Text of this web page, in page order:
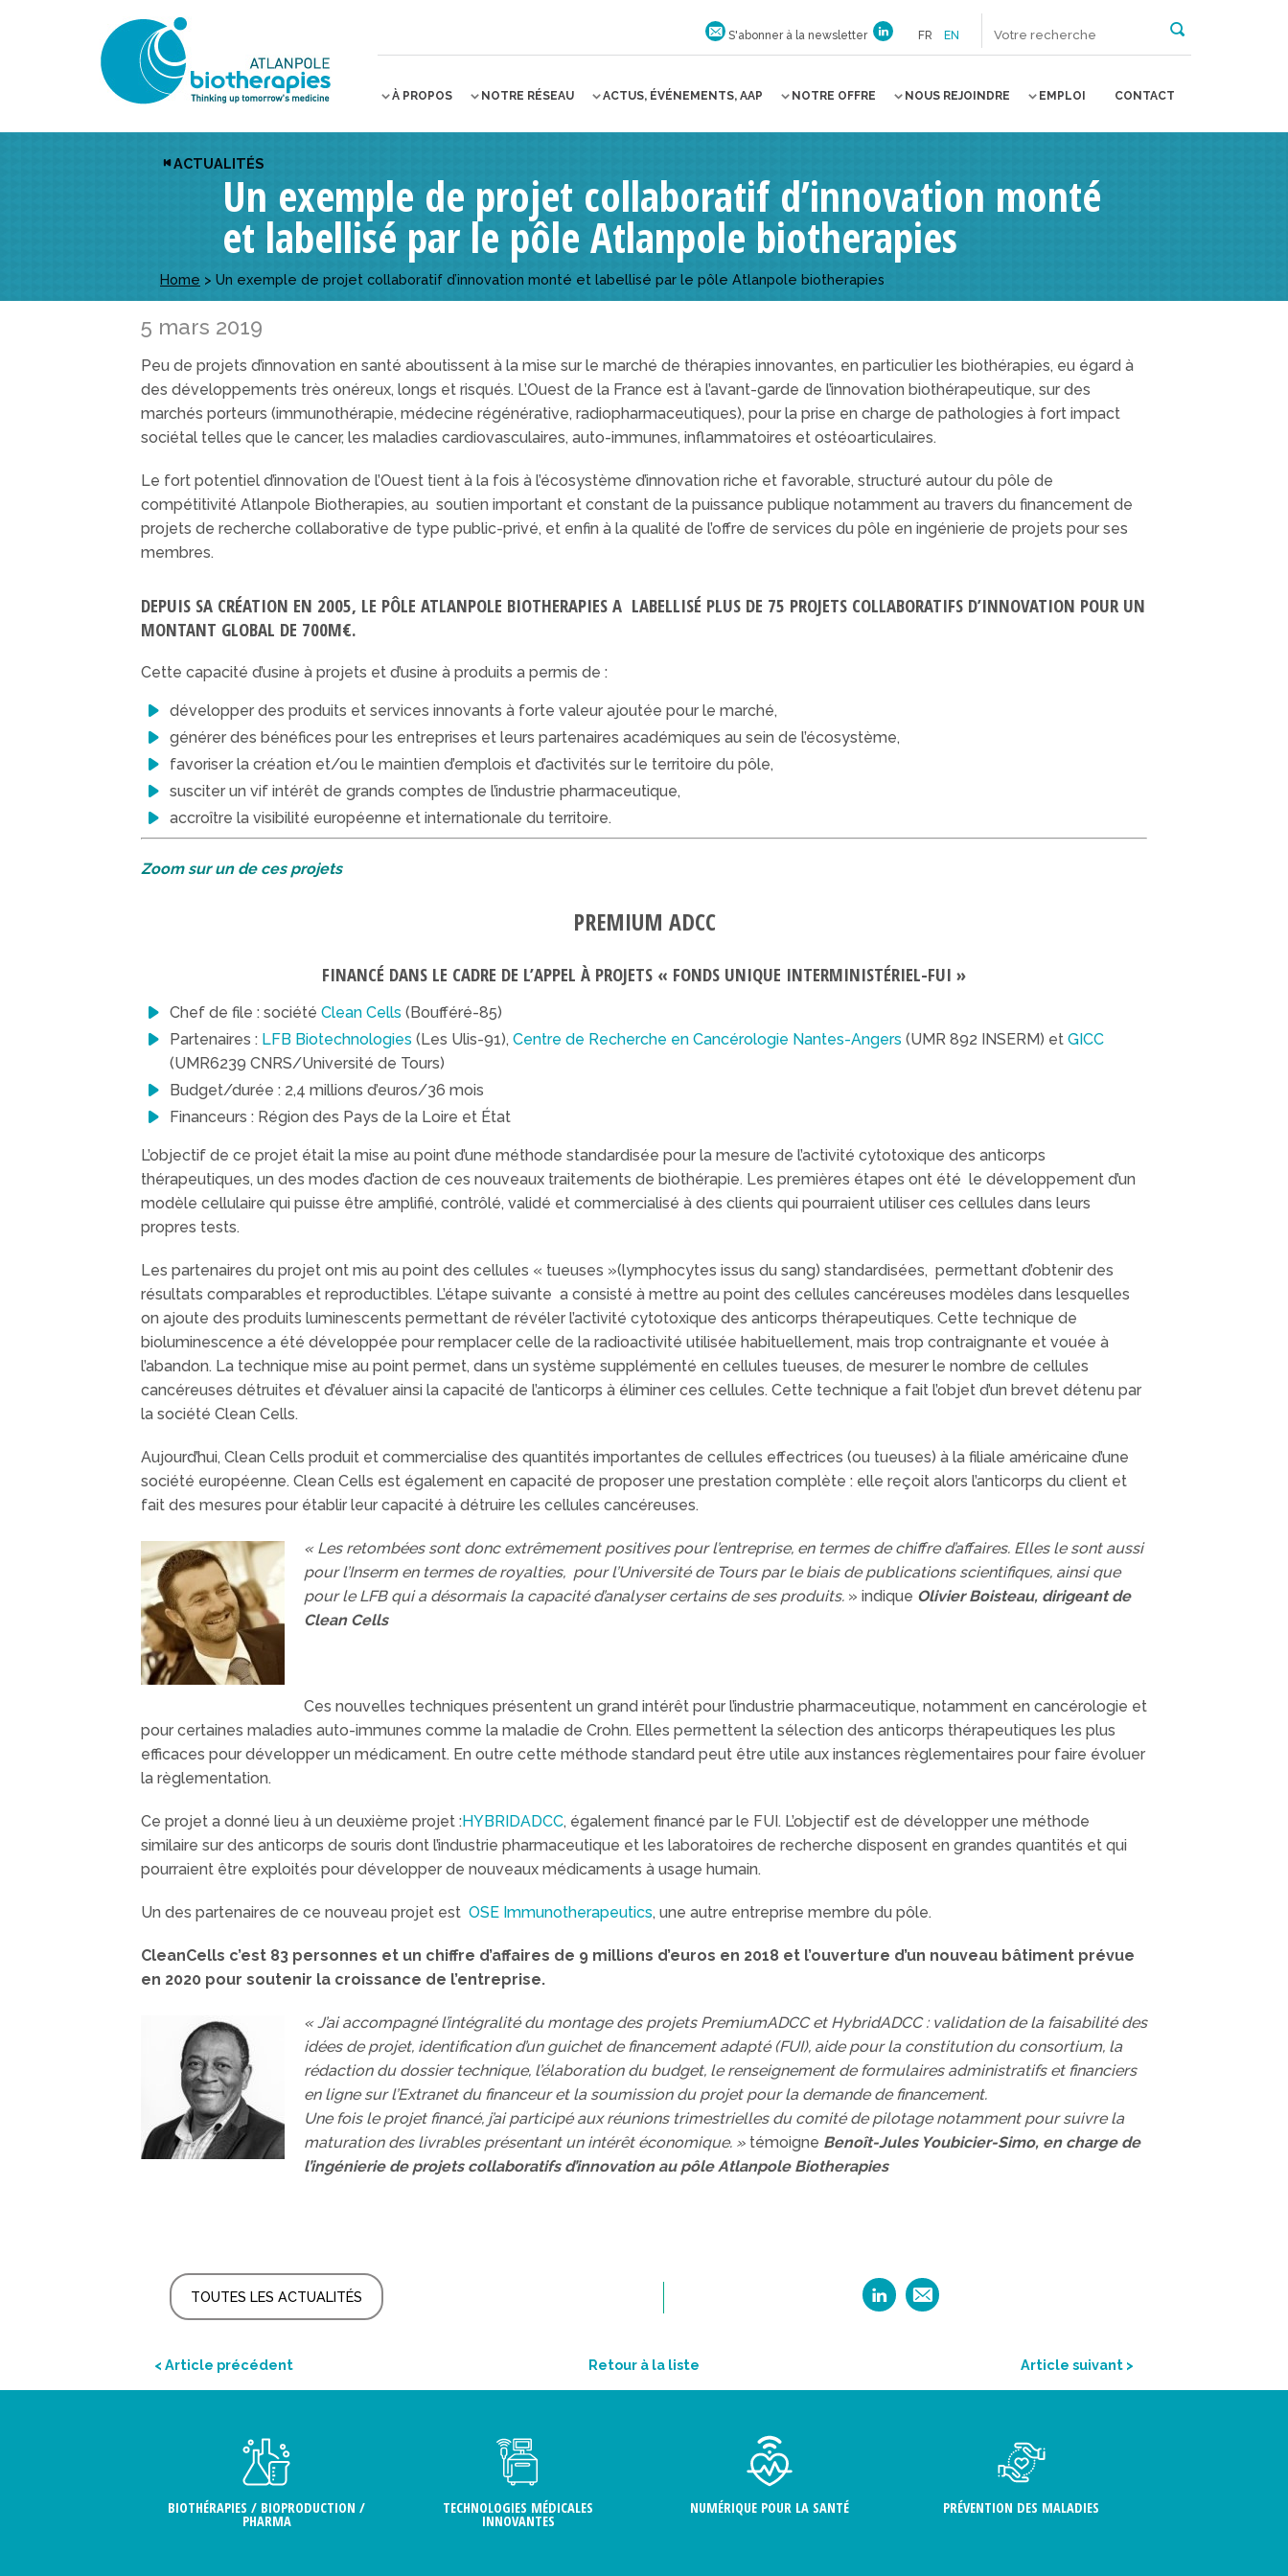
S'abonner à la newsletter FR EN
À PROPOS NOTRE RÉSEAU ACTUS, ÉVÉNEMENTS, AAP NOTRE OFFRE NOUS REJOINDRE EMPLOI CONTACT
ACTUALITÉS
Un exemple de projet collaboratif d’innovation monté
et labellisé par le pôle Atlanpole biotherapies
Home > Un exemple de projet collaboratif d’innovation monté et labellisé par le pôle Atlanpole biotherapies
5 mars 2019
Peu de projets d’innovation en santé aboutissent à la mise sur le marché de thérapies innovantes, en particulier les biothérapies, eu égard à
des développements très onéreux, longs et risqués. L’Ouest de la France est à l’avant-garde de l’innovation biothérapeutique, sur des
marchés porteurs (immunothérapie, médecine régénérative, radiopharmaceutiques), pour la prise en charge de pathologies à fort impact
sociétal telles que le cancer, les maladies cardiovasculaires, auto-immunes, inflammatoires et ostéoarticulaires.
Le fort potentiel d’innovation de l’Ouest tient à la fois à l’écosystème d’innovation riche et favorable, structuré autour du pôle de
compétitivité Atlanpole Biotherapies, au soutien important et constant de la puissance publique notamment au travers du financement de
projets de recherche collaborative de type public-privé, et enfin à la qualité de l’offre de services du pôle en ingénierie de projets pour ses
membres.
DEPUIS SA CRÉATION EN 2005, LE PÔLE ATLANPOLE BIOTHERAPIES A LABELLISÉ PLUS DE 75 PROJETS COLLABORATIFS D’INNOVATION POUR UN
MONTANT GLOBAL DE 700M€.
Cette capacité d’usine à projets et d’usine à produits a permis de :
développer des produits et services innovants à forte valeur ajoutée pour le marché,
générer des bénéfices pour les entreprises et leurs partenaires académiques au sein de l’écosystème,
favoriser la création et/ou le maintien d’emplois et d’activités sur le territoire du pôle,
susciter un vif intérêt de grands comptes de l’industrie pharmaceutique,
accroître la visibilité européenne et internationale du territoire.
Zoom sur un de ces projets
PREMIUM ADCC
FINANCÉ DANS LE CADRE DE L’APPEL À PROJETS « FONDS UNIQUE INTERMINISTÉRIEL-FUI »
Chef de file : société Clean Cells (Boufféré-85)
Partenaires : LFB Biotechnologies (Les Ulis-91), Centre de Recherche en Cancérologie Nantes-Angers (UMR 892 INSERM) et GICC
(UMR6239 CNRS/Université de Tours)
Budget/durée : 2,4 millions d’euros/36 mois
Financeurs : Région des Pays de la Loire et État
L’objectif de ce projet était la mise au point d’une méthode standardisée pour la mesure de l’activité cytotoxique des anticorps
thérapeutiques, un des modes d’action de ces nouveaux traitements de biothérapie. Les premières étapes ont été le développement d’un
modèle cellulaire qui puisse être amplifié, contrôlé, validé et commercialisé à des clients qui pourraient utiliser ces cellules dans leurs
propres tests.
Les partenaires du projet ont mis au point des cellules « tueuses »(lymphocytes issus du sang) standardisées, permettant d’obtenir des
résultats comparables et reproductibles. L’étape suivante a consisté à mettre au point des cellules cancéreuses modèles dans lesquelles
on ajoute des produits luminescents permettant de révéler l’activité cytotoxique des anticorps thérapeutiques. Cette technique de
bioluminescence a été développée pour remplacer celle de la radioactivité utilisée habituellement, mais trop contraignante et vouée à
l’abandon. La technique mise au point permet, dans un système supplémenté en cellules tueuses, de mesurer le nombre de cellules
cancéreuses détruites et d’évaluer ainsi la capacité de l’anticorps à éliminer ces cellules. Cette technique a fait l’objet d’un brevet détenu par
la société Clean Cells.
Aujourd’hui, Clean Cells produit et commercialise des quantités importantes de cellules effectrices (ou tueuses) à la filiale américaine d’une
société européenne. Clean Cells est également en capacité de proposer une prestation complète : elle reçoit alors l’anticorps du client et
fait des mesures pour établir leur capacité à détruire les cellules cancéreuses.
« Les retombées sont donc extrêmement positives pour l’entreprise, en termes de chiffre d’affaires. Elles le sont aussi
pour l’Inserm en termes de royalties, pour l’Université de Tours par le biais de publications scientifiques, ainsi que
pour le LFB qui a désormais la capacité d’analyser certains de ses produits. » indique Olivier Boisteau, dirigeant de
Clean Cells
Ces nouvelles techniques présentent un grand intérêt pour l’industrie pharmaceutique, notamment en cancérologie et
pour certaines maladies auto-immunes comme la maladie de Crohn. Elles permettent la sélection des anticorps thérapeutiques les plus
efficaces pour développer un médicament. En outre cette méthode standard peut être utile aux instances règlementaires pour faire évoluer
la règlementation.
Ce projet a donné lieu à un deuxième projet :HYBRIDADCC, également financé par le FUI. L’objectif est de développer une méthode
similaire sur des anticorps de souris dont l’industrie pharmaceutique et les laboratoires de recherche disposent en grandes quantités et qui
pourraient être exploités pour développer de nouveaux médicaments à usage humain.
Un des partenaires de ce nouveau projet est OSE Immunotherapeutics, une autre entreprise membre du pôle.
CleanCells c’est 83 personnes et un chiffre d’affaires de 9 millions d’euros en 2018 et l’ouverture d’un nouveau bâtiment prévue
en 2020 pour soutenir la croissance de l’entreprise.
« J’ai accompagné l’intégralité du montage des projets PremiumADCC et HybridADCC : validation de la faisabilité des
idées de projet, identification d’un guichet de financement adapté (FUI), aide pour la constitution du consortium, la
rédaction du dossier technique, l’élaboration du budget, le renseignement de formulaires administratifs et financiers
en ligne sur l’Extranet du financeur et la soumission du projet pour la demande de financement.
Une fois le projet financé, j’ai participé aux réunions trimestrielles du comité de pilotage notamment pour suivre la
maturation des livrables présentant un intérêt économique. » témoigne Benoît-Jules Youbicier-Simo, en charge de
l’ingénierie de projets collaboratifs d’innovation au pôle Atlanpole Biotherapies
TOUTES LES ACTUALITÉS
< Article précédent Retour à la liste Article suivant >
BIOTHÉRAPIES / BIOPRODUCTION /
PHARMA
TECHNOLOGIES MÉDICALES
INNOVANTES
NUMÉRIQUE POUR LA SANTÉ PRÉVENTION DES MALADIES